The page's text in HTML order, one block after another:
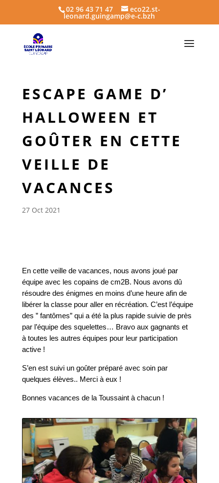
02 96 43 71 47 eco22.st-
leonard.guingamp@e-c.bzh
ESCAPE GAME D’
HALLOWEEN ET
GOÛTER EN CETTE
VEILLE DE
VACANCES
27 Oct 2021
En cette veille de vacances, nous avons joué par
équipe avec les copains de cm2B. Nous avons dû
résoudre des énigmes en moins d’une heure afin de
libérer la classe pour aller en récréation. C’est l’équipe
des ” fantômes” qui a été la plus rapide suivie de près
par l’équipe des squelettes… Bravo aux gagnants et
à toutes les autres équipes pour leur participation
active !
S’en est suivi un goûter préparé avec soin par
quelques élèves.. Merci à eux !
Bonnes vacances de la Toussaint à chacun !